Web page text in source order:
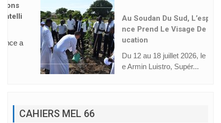
Au Soudan Du Sud, L’espéra
Nce Prend Le Visage De L’éd
Ucation
Du 12 au 18 juillet 2026, le Frèr
e Armin Luistro, Supér...
CAHIERS MEL 66